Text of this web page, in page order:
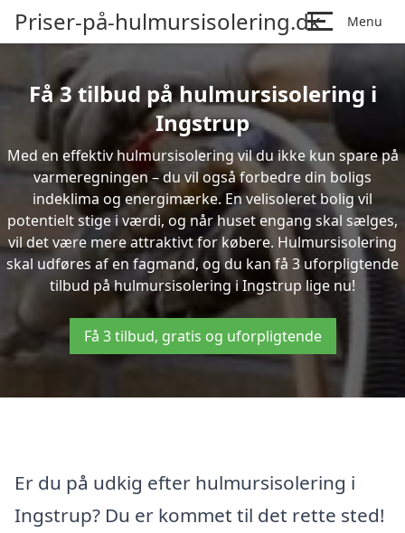
Priser-på-hulmursisolering.dk Menu
Få 3 tilbud på hulmursisolering i
Ingstrup
Med en effektiv hulmursisolering vil du ikke kun spare på
varmeregningen – du vil også forbedre din boligs
indeklima og energimærke. En velisoleret bolig vil
potentielt stige i værdi, og når huset engang skal sælges,
vil det være mere attraktivt for købere. Hulmursisolering
skal udføres af en fagmand, og du kan få 3 uforpligtende
tilbud på hulmursisolering i Ingstrup lige nu!
Få 3 tilbud, gratis og uforpligtende
Er du på udkig efter hulmursisolering i
Ingstrup? Du er kommet til det rette sted!